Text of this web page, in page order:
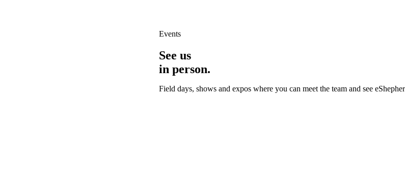
Events
See us
in person.
Field days, shows and expos where you can meet the team and see